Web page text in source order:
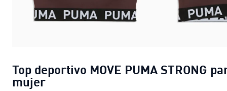
Top deportivo MOVE PUMA STRONG
mujer